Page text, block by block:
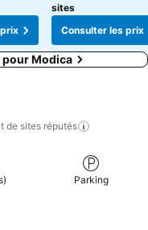
sites
Consulter les prix
pour Modica
de sites réputés
Parking